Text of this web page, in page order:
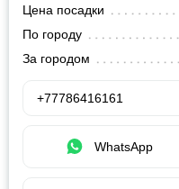
Цена посадки
По городу
За городом
+77786416161
WhatsApp